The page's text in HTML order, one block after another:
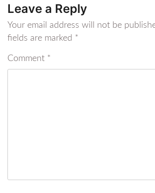
Leave a Reply
Your email address will not be
fields are marked *
Comment *